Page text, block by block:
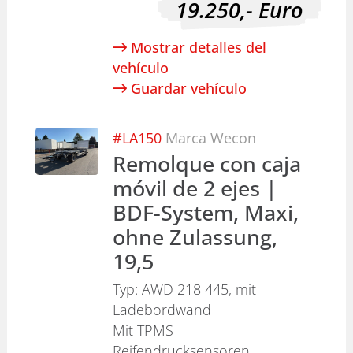
19.250,- Euro
Mostrar detalles del
vehículo
Guardar vehículo
#LA150 MarcaWecon
Remolque con caja
móvil de 2 ejes |
BDF-System, Maxi,
ohne Zulassung,
19,5
Typ: AWD 218 445, mit
Ladebordwand
Mit TPMS